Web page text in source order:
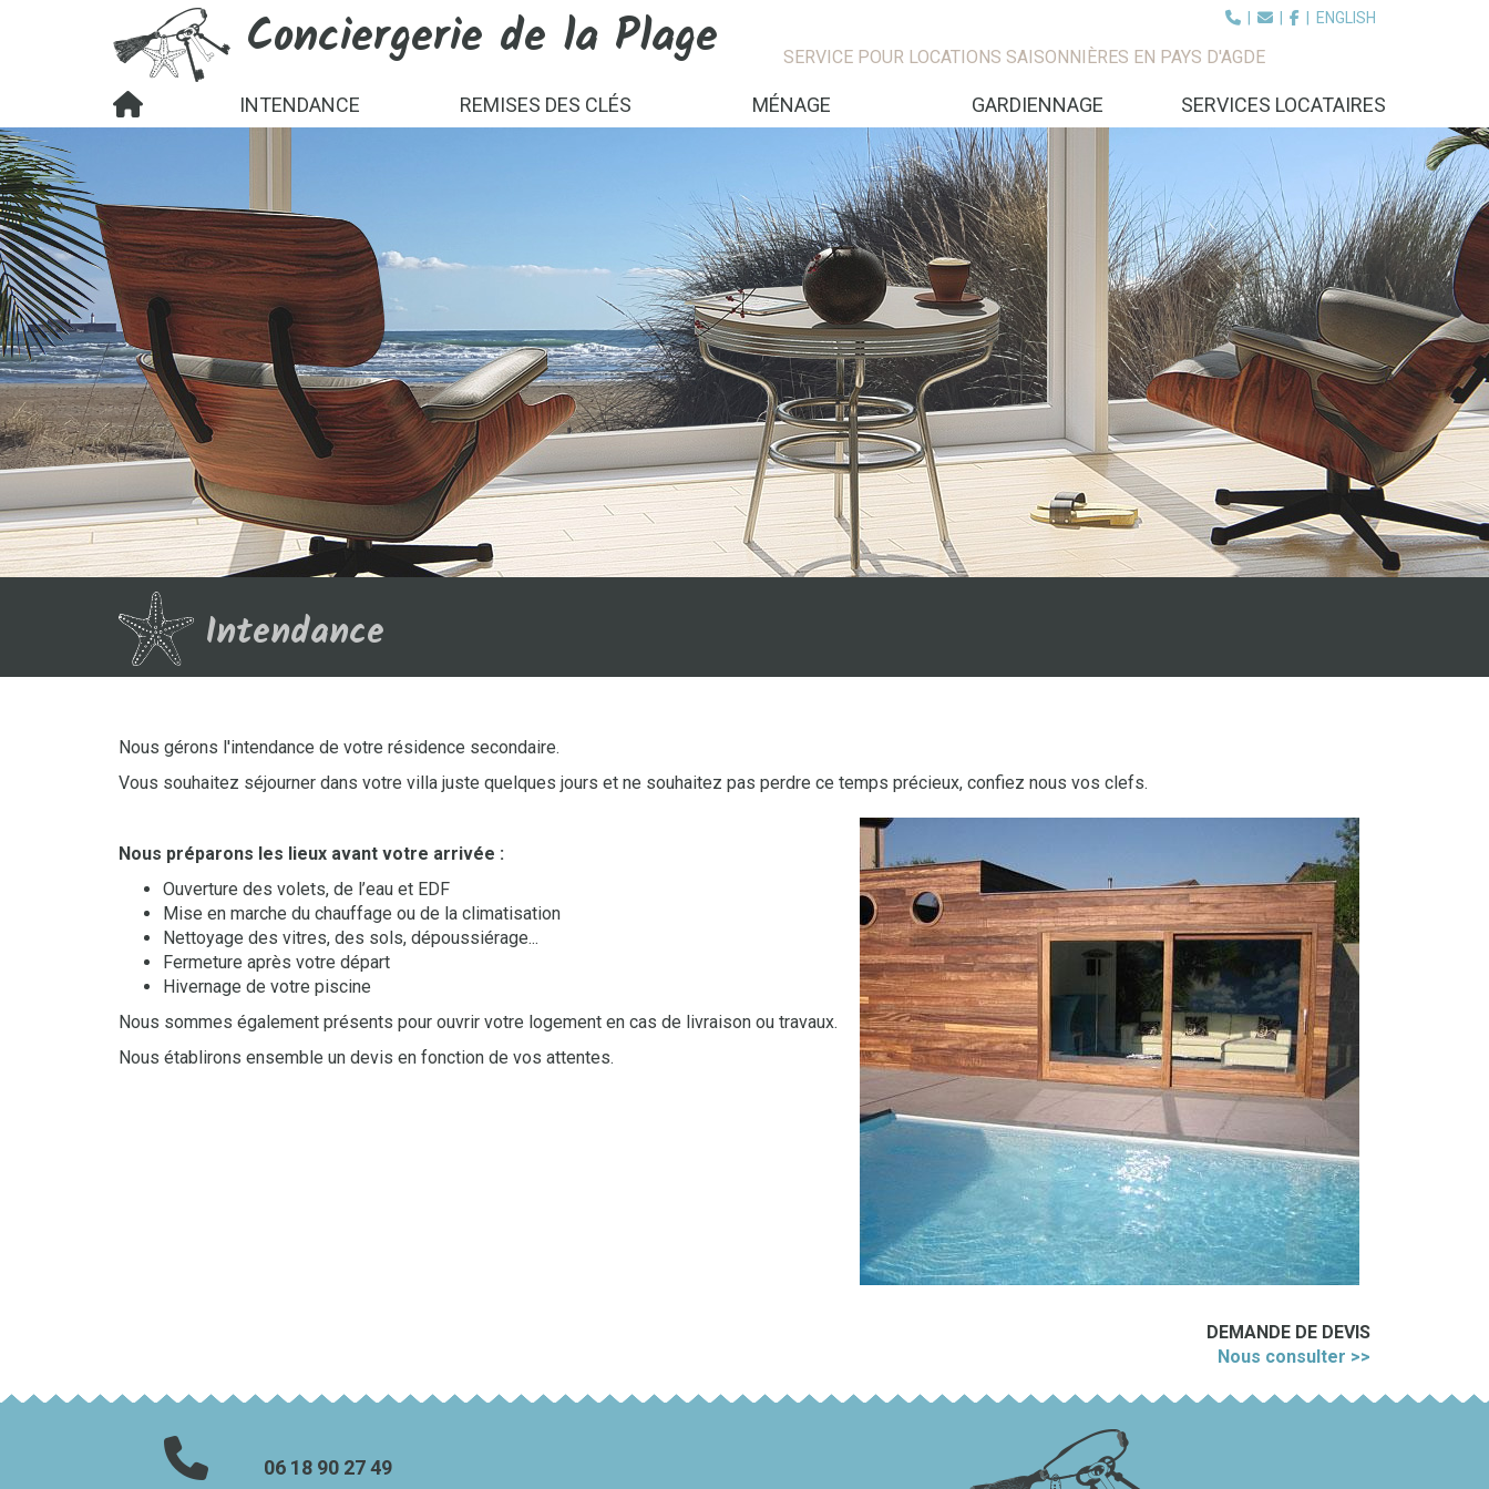
Conciergerie de la Plage ENGLISH
SERVICE POUR LOCATIONS SAISONNIÈRES EN PAYS D'AGDE
INTENDANCE REMISES DES CLÉS MÉNAGE GARDIENNAGE SERVICES LOCATAIRES
Intendance
Nous gérons l'intendance de votre résidence secondaire.
Vous souhaitez séjourner dans votre villa juste quelques jours et ne souhaitez pas perdre ce temps précieux, confiez nous vos clefs.
Nous préparons les lieux avant votre arrivée :
Ouverture des volets, de l’eau et EDF
Mise en marche du chauffage ou de la climatisation
Nettoyage des vitres, des sols, dépoussiérage...
Fermeture après votre départ
Hivernage de votre piscine
Nous sommes également présents pour ouvrir votre logement en cas de livraison ou travaux.
Nous établirons ensemble un devis en fonction de vos attentes.
DEMANDE DE DEVIS
Nous consulter >>
06 18 90 27 49